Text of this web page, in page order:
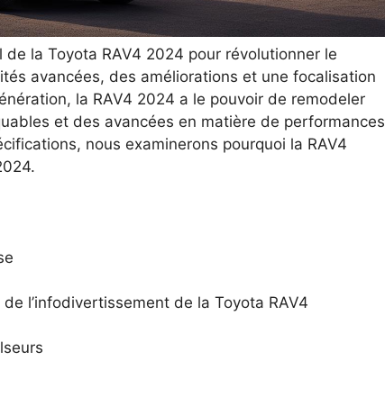
la Toyota RAV4 2024 pour révolutionner le
avancées, des améliorations et une focalisation
la RAV4 2024 a le pouvoir de remodeler
et des avancées en matière de performances
nous examinerons pourquoi la RAV4
l’infodivertissement de la Toyota RAV4